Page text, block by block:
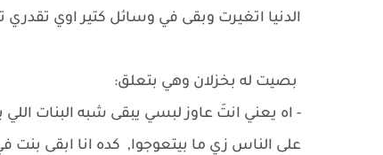
الدنيا اتغيرت وبقى في وسائل كتير اوي
بصيت له بخزلان وهي بتعلق:
- اه يعني انتَ عاوز لبسي يبقى شبه البنات
على الناس زي ما بيتعوجوا, كده انا ابقى